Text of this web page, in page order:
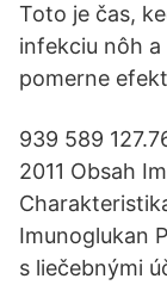
Toto je čas,
infekciu nôh
pomerne
939 589
2011 Obsah
Imunoglukan
s liečebnými